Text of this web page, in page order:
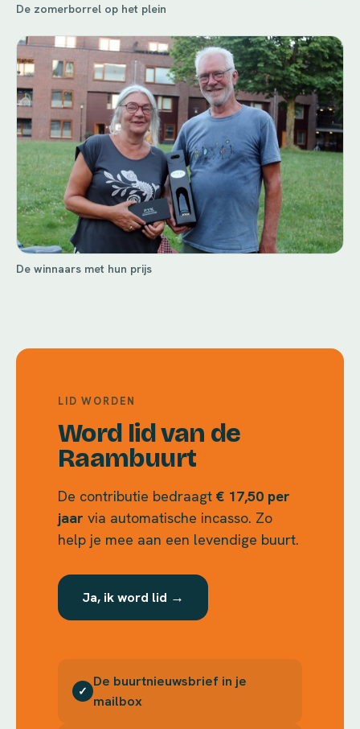
De zomerborrel op het plein
De winnaars met hun prijs
LID WORDEN
Word lid van de
Raambuurt
De contributie bedraagt € 17,50 per
jaar via automatische incasso. Zo
help je mee aan een levendige buurt.
Ja, ik word lid →
✓
De buurtnieuwsbrief in je
mailbox